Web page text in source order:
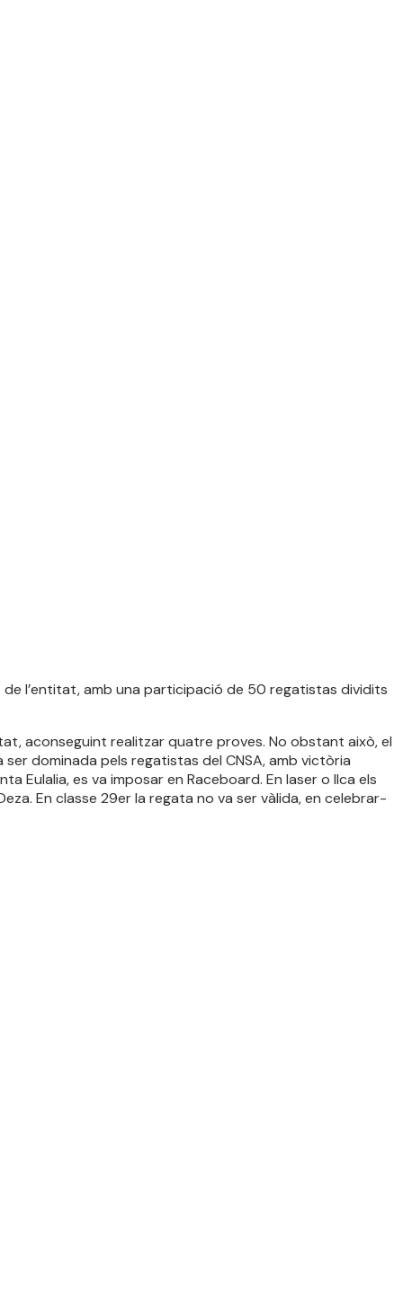
l’entitat, amb una participació de 50 regatistas dividits
aconseguint realitzar quatre proves. No obstant això, el
dominada pels regatistas del CNSA, amb victòria
Eulalia, es va imposar en Raceboard. En laser o Ilca els
En classe 29er la regata no va ser vàlida, en celebrar-